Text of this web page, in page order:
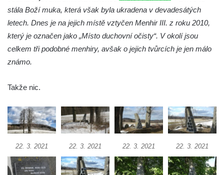
Socha Kudlanka v ZOO Hluboká
Socha Rys číhající na srnu v ZOO Hluboká
Socha Kozorožec horský v ZOO Hluboká
Socha Včela v ZOO Hluboká
Socha Nosorožík v ZOO Hluboká
Socha Rosomák v ZOO Hluboká
stála Boží muka, která však byla ukradena v devadesátých
letech. Dnes je na jejich místě vztyčen Menhir III. z roku 2010,
který je označen jako „Místo duchovní očisty“. V okolí jsou
celkem tři podobné menhiry, avšak o jejich tvůrcích je jen málo
známo.
Takže nic.
22. 3. 2021 22. 3. 2021 22. 3. 2021 22. 3. 2021